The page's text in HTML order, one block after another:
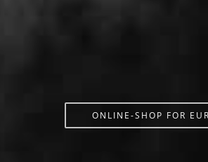
ONLINE-SHOP FOR